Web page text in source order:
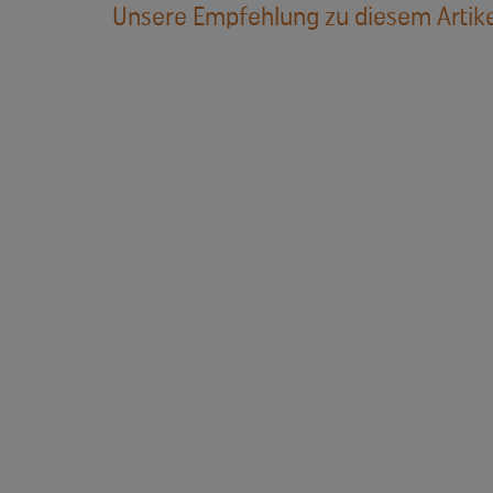
Unsere Empfehlung zu diesem